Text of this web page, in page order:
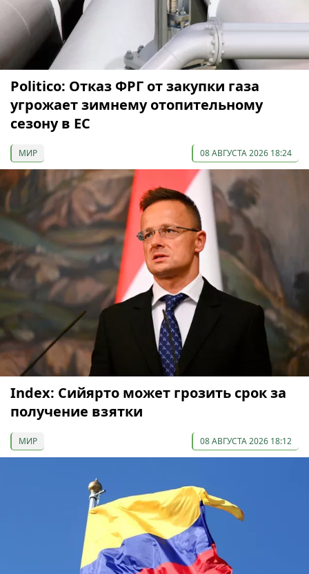
Politico: Отказ ФРГ от закупки газа
угрожает зимнему отопительному
сезону в ЕС
МИР 08 АВГУСТА 2026 18:24
Index: Сийярто может грозить срок за
получение взятки
МИР 08 АВГУСТА 2026 18:12